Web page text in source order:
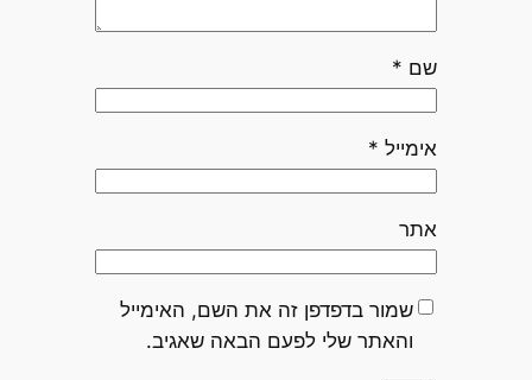
שם *
אימייל *
אתר
שמור בדפדפן זה את השם, האימייל
והאתר שלי לפעם הבאה שאגיב.